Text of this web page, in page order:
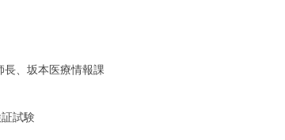
長、坂本医療情報課
試験